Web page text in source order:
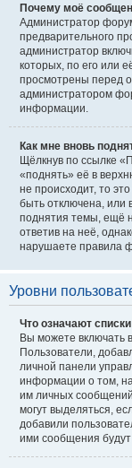
Почему моё
Администратор
предварительного
администратор
которых, по его или
просмотрены перед
администратором
информации.
Как мне вновь
Щёлкнув по ссылке
«поднять» её в
не происходит, то
быть отключена, или
поднятия темы, ещё
ответив на неё,
нарушаете правила
Уровни
Что означают
Вы можете включать
Пользователи,
личной панели
информации о том,
им личных
могут выделяться,
добавили
ими сообщения